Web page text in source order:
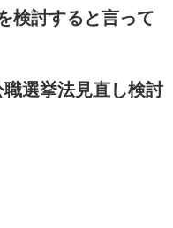
検討すると言って
選挙法見直し検討